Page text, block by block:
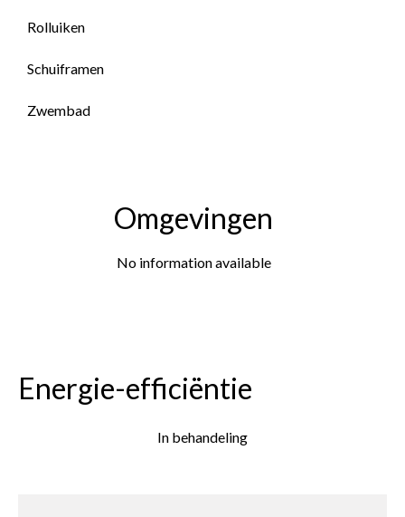
Rolluiken
Schuiframen
Zwembad
Omgevingen
No information available
Energie-efficiëntie
In behandeling